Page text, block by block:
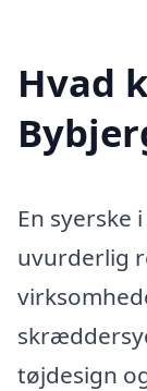
Hvad
En syerske
uvurderlig
tøjdesign